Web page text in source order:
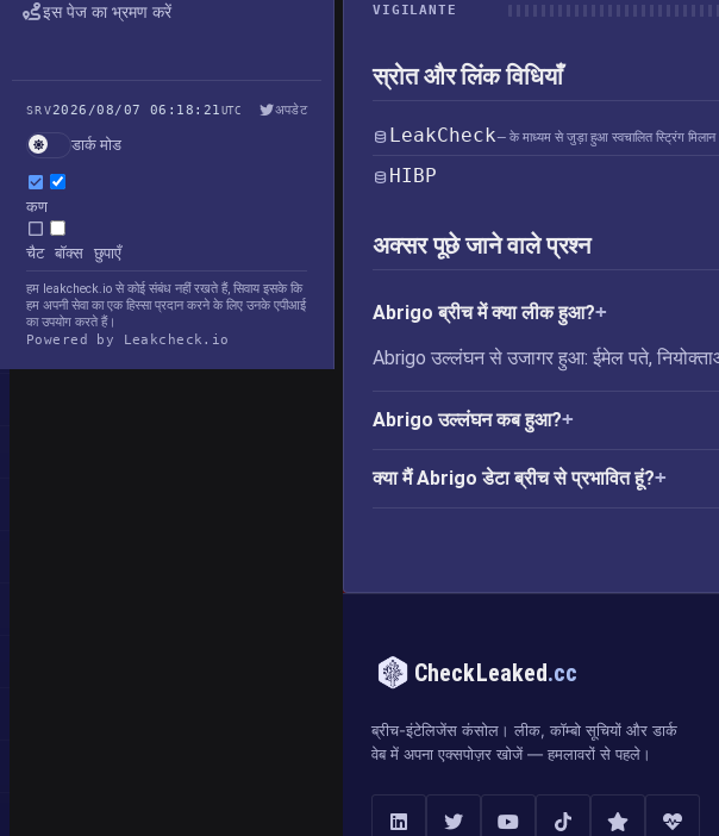
इस पेज का भ्रमण करें
SRV2026/08/07 06:18:21UTC अपडेट
डार्क मोड
कण
चैट बॉक्स छुपाएँ
हम leakcheck.io से कोई संबंध नहीं रखते हैं, सिवाय इसके कि
हम अपनी सेवा का एक हिस्सा प्रदान करने के लिए उनके एपीआई
का उपयोग करते हैं।
Powered by Leakcheck.io
VIGILANTE
स्रोत और लिंक विधियाँ
LeakCheck— के माध्यम से जुड़ा हुआ स्वचालित स्ट्रिंग मिलान
HIBP
अक्सर पूछे जाने वाले प्रश्न
Abrigo ब्रीच में क्या लीक हुआ?
Abrigo उल्लंघन से उजागर हुआ: ईमेल पते,
Abrigo उल्लंघन कब हुआ?
क्या मैं Abrigo डेटा ब्रीच से प्रभावित हूं?
CheckLeaked.cc
ब्रीच-इंटेलिजेंस कंसोल। लीक, कॉम्बो सूचियों और डार्क
वेब में अपना एक्सपोज़र खोजें — हमलावरों से पहले।